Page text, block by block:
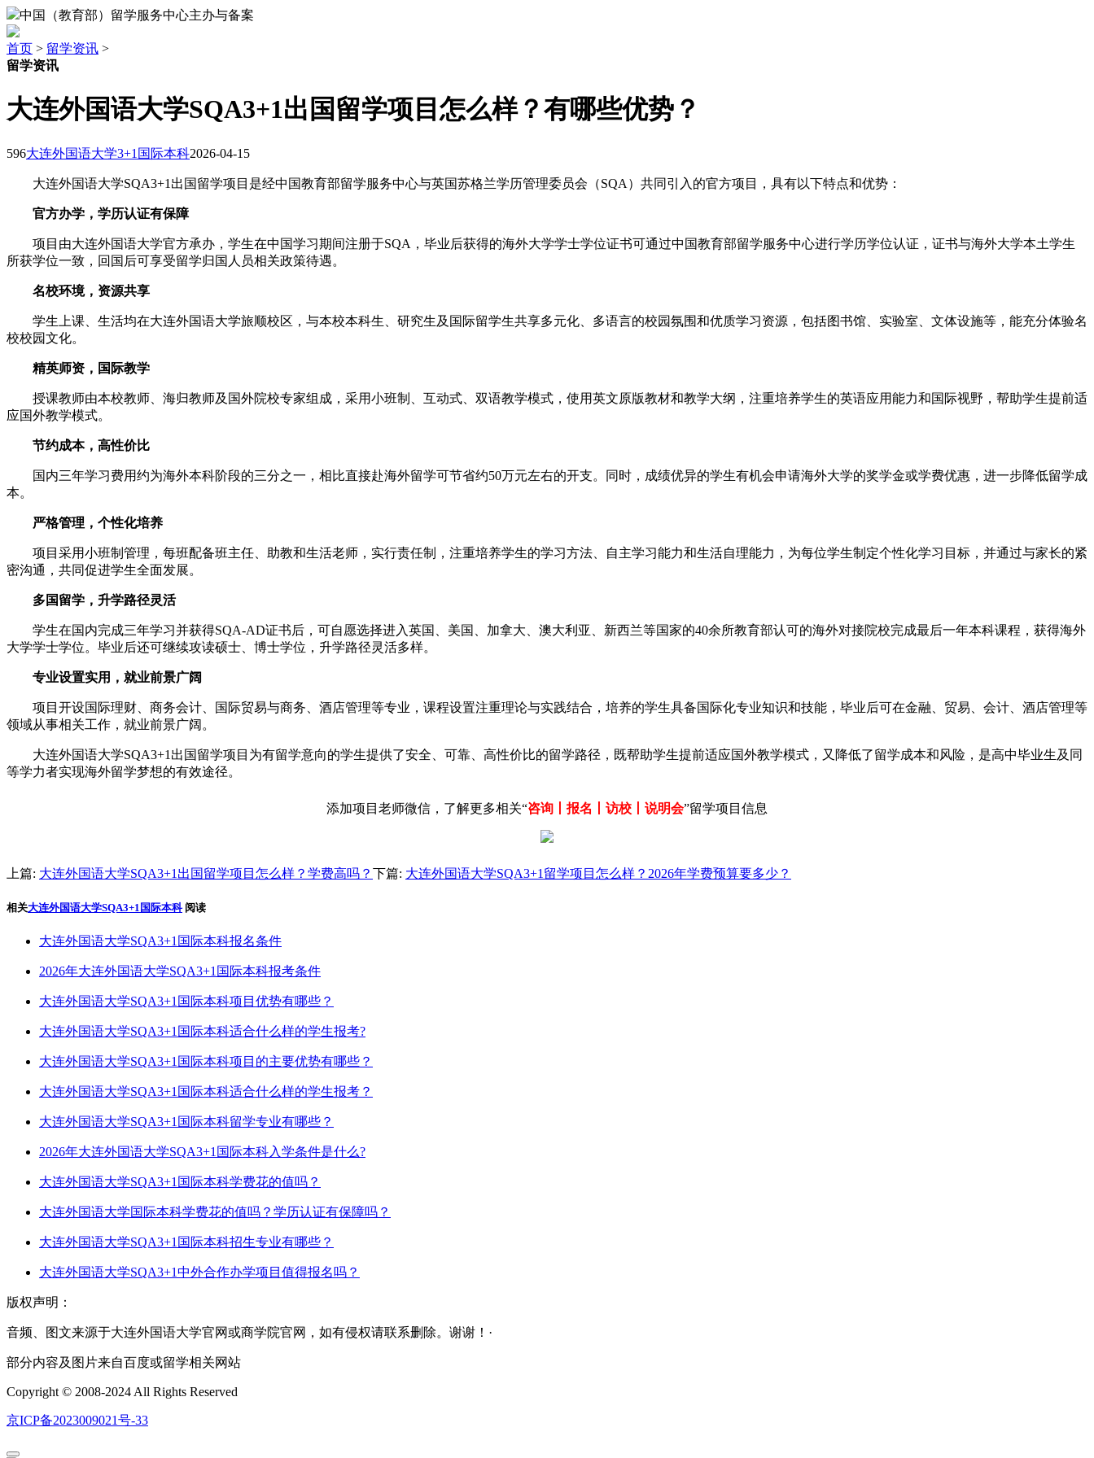
中国（教育部）留学服务中心主办与备案
首页 > 留学资讯 >
留学资讯
大连外国语大学SQA3+1出国留学项目怎么样？有哪些优势？
596大连外国语大学3+1国际本科2026-04-15
大连外国语大学SQA3+1出国留学项目是经中国教育部留学服务中心与英国苏格兰学历管理委员会（SQA）共同引入的官方项目，具有以下特点和优势：
官方办学，学历认证有保障
项目由大连外国语大学官方承办，学生在中国学习期间注册于SQA，毕业后获得的海外大学学士学位证书可通过中国教育部留学服务中心进行学历学位认证，证书与海外大学本土学生
所获学位一致，回国后可享受留学归国人员相关政策待遇。
名校环境，资源共享
学生上课、生活均在大连外国语大学旅顺校区，与本校本科生、研究生及国际留学生共享多元化、多语言的校园氛围和优质学习资源，包括图书馆、实验室、文体设施等，能充分体验名
校校园文化。
精英师资，国际教学
授课教师由本校教师、海归教师及国外院校专家组成，采用小班制、互动式、双语教学模式，使用英文原版教材和教学大纲，注重培养学生的英语应用能力和国际视野，帮助学生提前适
应国外教学模式。
节约成本，高性价比
国内三年学习费用约为海外本科阶段的三分之一，相比直接赴海外留学可节省约50万元左右的开支。同时，成绩优异的学生有机会申请海外大学的奖学金或学费优惠，进一步降低留学成
本。
严格管理，个性化培养
项目采用小班制管理，每班配备班主任、助教和生活老师，实行责任制，注重培养学生的学习方法、自主学习能力和生活自理能力，为每位学生制定个性化学习目标，并通过与家长的紧
密沟通，共同促进学生全面发展。
多国留学，升学路径灵活
学生在国内完成三年学习并获得SQA-AD证书后，可自愿选择进入英国、美国、加拿大、澳大利亚、新西兰等国家的40余所教育部认可的海外对接院校完成最后一年本科课程，获得海外
大学学士学位。毕业后还可继续攻读硕士、博士学位，升学路径灵活多样。
专业设置实用，就业前景广阔
项目开设国际理财、商务会计、国际贸易与商务、酒店管理等专业，课程设置注重理论与实践结合，培养的学生具备国际化专业知识和技能，毕业后可在金融、贸易、会计、酒店管理等
领域从事相关工作，就业前景广阔。
大连外国语大学SQA3+1出国留学项目为有留学意向的学生提供了安全、可靠、高性价比的留学路径，既帮助学生提前适应国外教学模式，又降低了留学成本和风险，是高中毕业生及同
等学力者实现海外留学梦想的有效途径。
添加项目老师微信，了解更多相关“咨询丨报名丨访校丨说明会”留学项目信息
上篇: 大连外国语大学SQA3+1出国留学项目怎么样？学费高吗？ 下篇: 大连外国语大学SQA3+1留学项目怎么样？2026年学费预算要多少？
相关大连外国语大学SQA3+1国际本科 阅读
大连外国语大学SQA3+1国际本科报名条件
2026年大连外国语大学SQA3+1国际本科报考条件
大连外国语大学SQA3+1国际本科项目优势有哪些？
大连外国语大学SQA3+1国际本科适合什么样的学生报考?
大连外国语大学SQA3+1国际本科项目的主要优势有哪些？
大连外国语大学SQA3+1国际本科适合什么样的学生报考？
大连外国语大学SQA3+1国际本科留学专业有哪些？
2026年大连外国语大学SQA3+1国际本科入学条件是什么?
大连外国语大学SQA3+1国际本科学费花的值吗？
大连外国语大学国际本科学费花的值吗？学历认证有保障吗？
大连外国语大学SQA3+1国际本科招生专业有哪些？
大连外国语大学SQA3+1中外合作办学项目值得报名吗？
版权声明：
音频、图文来源于大连外国语大学官网或商学院官网，如有侵权请联系删除。谢谢！·
部分内容及图片来自百度或留学相关网站
Copyright © 2008-2024 All Rights Reserved
京ICP备2023009021号-33